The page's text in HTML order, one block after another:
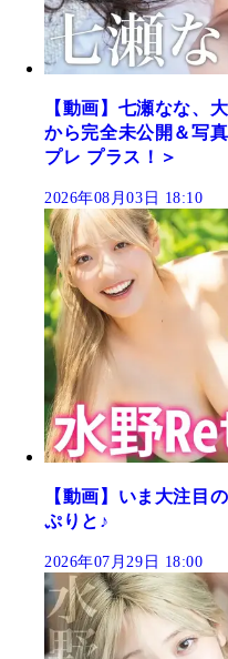
【動画】七瀬なな、
から完全未公開＆写
プレ プラス！＞
2026年08月03日 18:10
【動画】いま大注目
ぷりと♪
2026年07月29日 18:00